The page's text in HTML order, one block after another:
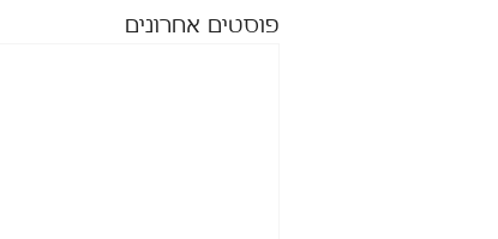
פוסטים אחרונים